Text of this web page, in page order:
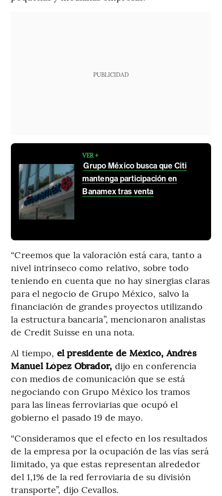
PUBLICIDAD
VER +
Grupo México busca que Citi
mantenga participación en
Banamex tras venta
“Creemos que la valoración está cara, tanto a
nivel intrínseco como relativo, sobre todo
teniendo en cuenta que no hay sinergias claras
para el negocio de Grupo México, salvo la
financiación de grandes proyectos utilizando
la estructura bancaria”, mencionaron analistas
de Credit Suisse en una nota.
Al tiempo, el presidente de México, Andrés
Manuel López Obrador, dijo en conferencia
con medios de comunicación que se está
negociando con Grupo México los tramos
para las líneas ferroviarias que ocupó el
gobierno el pasado 19 de mayo.
“Consideramos que el efecto en los resultados
de la empresa por la ocupación de las vías será
limitado, ya que estas representan alrededor
del 1,1% de la red ferroviaria de su división
transporte”, dijo Cevallos.